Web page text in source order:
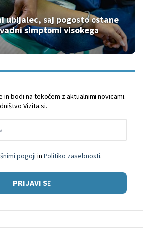
ubijalec, saj pogosto ostane
simptomi visokega
in bodi na tekočem z aktualnimi novicami.
Vizita.si.
pogoji in Politiko zasebnosti.
PRIJAVI SE